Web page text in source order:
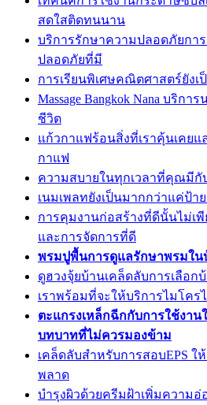
สดใสติดทนนาน
บริการรักษาความปลอดภัยกา
ปลอดภัยที่มี
การเรียนพิเศษคณิตศาสตร์ยังเ
Massage Bangkok Nana บริก
ชีวิต
แก้วกาแฟร้อนสิ่งที่เราคุ้นเคย
กาแฟ
ความสบายในทุกเวลาที่คุณมีกั
เนมเพลทยังเป็นมากกว่าแค่ป้
การคุมงานก่อสร้างที่ดีนั้นไม่เ
และการจัดการที่ดี
พรมปูพื้นการดูแลรักษาพรมใน
ดูฮวงจุ้ยบ้านเคล็ดลับการเลือก
เราพร้อมที่จะให้บริการไมโคร
ตะแกรงเหล็กฉีกกับการใช้งา
บทบาทที่ไม่ควรมองข้าม
เคล็ดลับสำหรับการสอบEPS ใ
พลาด
บำรุงผิวด้วยครีมฝ้าเพิ่มความ